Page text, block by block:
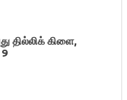
தில்லிக் கிளை,